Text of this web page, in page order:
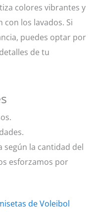
colores vibrantes y
los lavados. Si
puedes optar por
de tu
según la cantidad del
esforzamos por
de Voleibol